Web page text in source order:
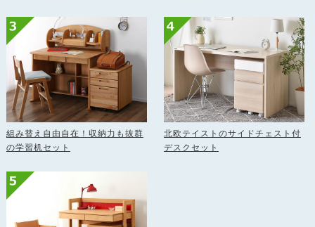
組み替え自由自在！収納力も抜群
の学習机セット
北欧テイストのサイドチェスト付
デスクセット